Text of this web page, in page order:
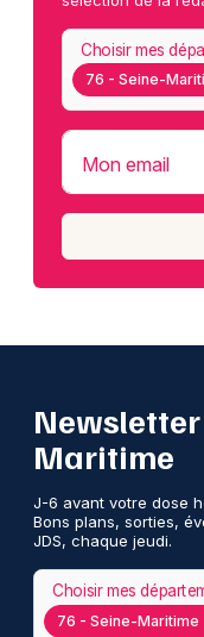
76 - Seine-
Choisir mes
Mon email
Newsletter
Maritime
J-6 avant votre dose
Bons plans, sorties,
JDS, chaque jeudi.
76 - Seine-Maritime
Choisir mes